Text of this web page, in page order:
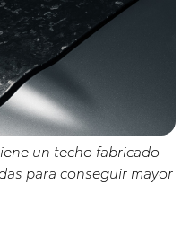
un techo fabricado
para conseguir mayor